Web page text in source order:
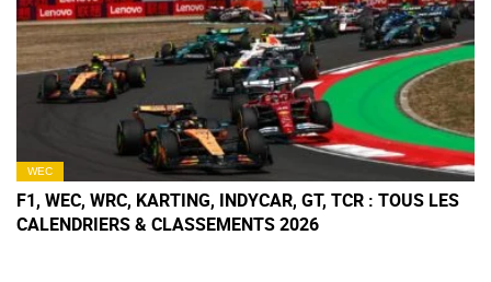
WEC
F1, WEC, WRC, KARTING, INDYCAR, GT, TCR : TOUS LES
CALENDRIERS & CLASSEMENTS 2026